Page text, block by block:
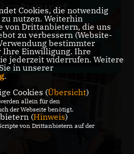
Cookies, die notwendig
nutzen. Weiterhin
von Drittanbietern, die uns
zu verbessern (Website-
bestimmter
Ihre Einwilligung. Ihre
jederzeit widerrufen. Weitere
in unserer
.
Cookies (Übersicht)
allein für den
der Webseite benötigt.
(Hinweis)
von Drittanbietern auf der